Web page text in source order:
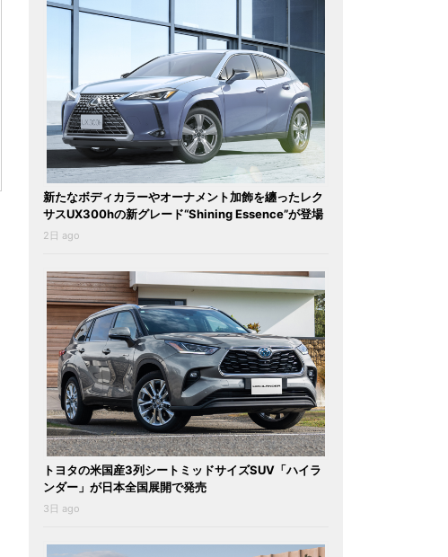
新たなボディカラーやオーナメント加飾を纏ったレク
サスUX300hの新グレード“Shining Essence”が登場
2日 ago
トヨタの米国産3列シートミッドサイズSUV「ハイラ
ンダー」が日本全国展開で発売
3日 ago